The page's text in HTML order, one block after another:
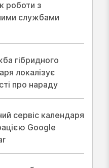
роботи з
службами
гібридного
локалізує
про нараду
сервіс календаря
Google